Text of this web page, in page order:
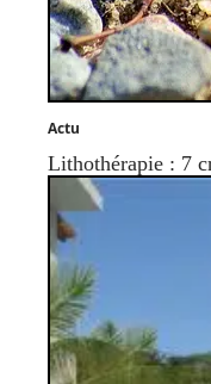
Actu
Lithothérapie : 7